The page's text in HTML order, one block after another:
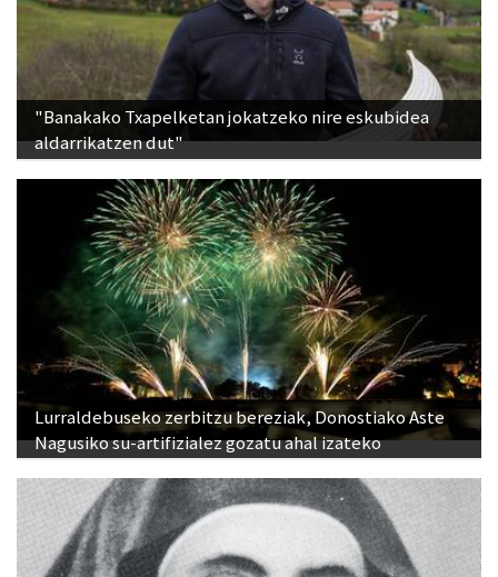
"Banakako Txapelketan jokatzeko nire eskubidea
aldarrikatzen dut"
Lurraldebuseko zerbitzu bereziak, Donostiako Aste
Nagusiko su-artifizialez gozatu ahal izateko